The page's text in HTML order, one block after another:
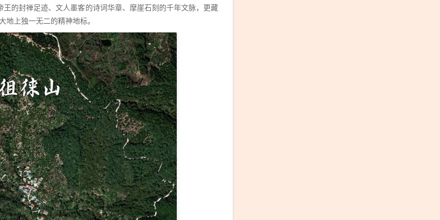
的封禅足迹、文人墨客的诗词华章、摩崖石刻的千年文脉，更藏
地上独一无二的精神地标。